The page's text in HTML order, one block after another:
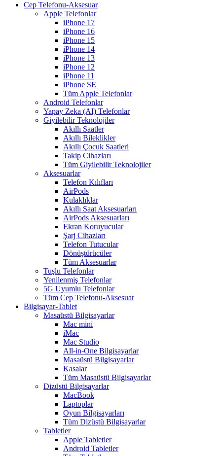
Cep Telefonu-Aksesuar
Apple Telefonlar
iPhone 17
iPhone 16
iPhone 15
iPhone 14
iPhone 13
iPhone 12
iPhone 11
iPhone SE
Tüm Apple Telefonlar
Android Telefonlar
Yapay Zeka (AI) Telefonlar
Giyilebilir Teknolojiler
Akıllı Saatler
Akıllı Bileklikler
Akıllı Çocuk Saatleri
Takip Cihazları
Tüm Giyilebilir Teknolojiler
Aksesuarlar
Telefon Kılıfları
AirPods
Kulaklıklar
Akıllı Saat Aksesuarları
AirPods Aksesuarları
Ekran Koruyucular
Şarj Cihazları
Telefon Tutucular
Dönüştürücüler
Tüm Aksesuarlar
Tuşlu Telefonlar
Yenilenmiş Telefonlar
5G Uyumlu Telefonlar
Tüm Cep Telefonu-Aksesuar
Bilgisayar-Tablet
Masaüstü Bilgisayarlar
Mac mini
iMac
Mac Studio
All-in-One Bilgisayarlar
Masaüstü Bilgisayarlar
Kasalar
Tüm Masaüstü Bilgisayarlar
Dizüstü Bilgisayarlar
MacBook
Laptoplar
Oyun Bilgisayarları
Tüm Dizüstü Bilgisayarlar
Tabletler
Apple Tabletler
Android Tabletler